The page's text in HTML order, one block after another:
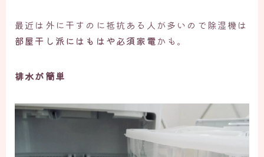
最近は外に干すのに抵抗ある人が多いので除湿機は
部屋干し派にはもはや必須家電かも。
排水が簡単